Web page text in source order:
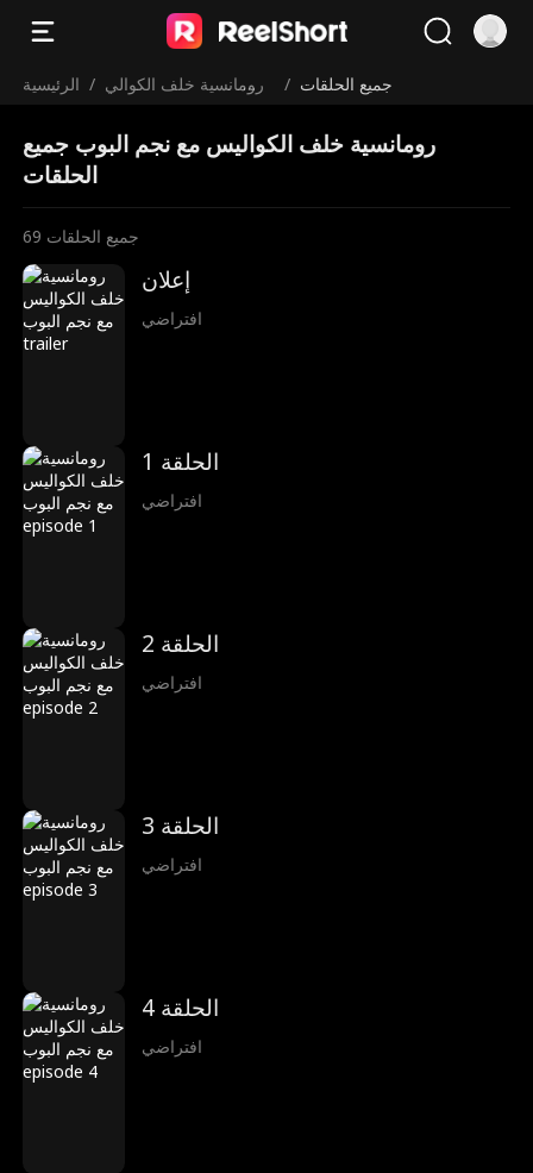
الرئيسية / رومانسية خلف الكوالي
/ جميع الحلقات
رومانسية خلف الكواليس مع نجم البوب جميع
الحلقات
69 جميع الحلقات
إعلان
افتراضي
الحلقة 1
افتراضي
الحلقة 2
افتراضي
الحلقة 3
افتراضي
الحلقة 4
افتراضي